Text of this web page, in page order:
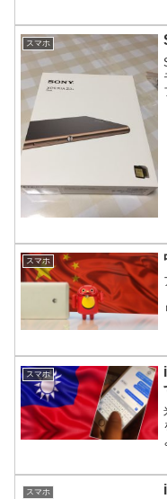
スマホ
スマホ
スマホ
スマホ